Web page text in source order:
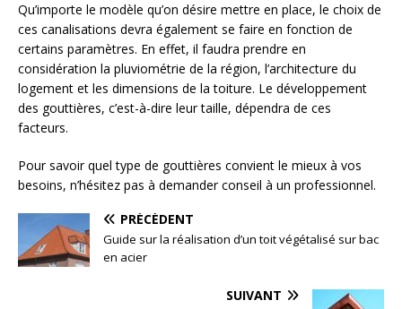
Qu’importe le modèle qu’on désire mettre en place, le choix de
ces canalisations devra également se faire en fonction de
certains paramètres. En effet, il faudra prendre en
considération la pluviométrie de la région, l’architecture du
logement et les dimensions de la toiture. Le développement
des gouttières, c’est-à-dire leur taille, dépendra de ces
facteurs.
Pour savoir quel type de gouttières convient le mieux à vos
besoins, n’hésitez pas à demander conseil à un professionnel.
PRÉCÉDENT
Guide sur la réalisation d’un toit végétalisé sur bac
en acier
SUIVANT